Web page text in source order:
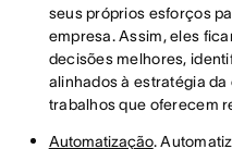
seus próprios esforços
empresa. Assim, eles
decisões melhores,
alinhados à estratégia
trabalhos que oferecem
Automatização.